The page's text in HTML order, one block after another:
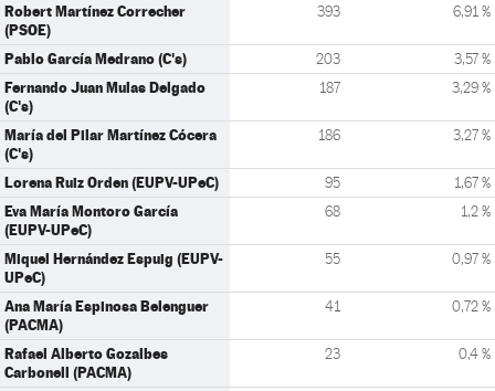
Robert Martínez Correcher
(PSOE)
393 6,91 %
Pablo García Medrano (C's) 203 3,57 %
Fernando Juan Mulas Delgado
(C's)
187 3,29 %
María del Pilar Martínez Cócera
(C's)
186 3,27 %
Lorena Ruiz Orden (EUPV-UPeC) 95 1,67 %
Eva María Montoro García
(EUPV-UPeC)
68 1,2 %
Miquel Hernández Espuig (EUPV-
UPeC)
55 0,97 %
Ana María Espinosa Belenguer
(PACMA)
41 0,72 %
Rafael Alberto Gozalbes
Carbonell (PACMA)
23 0,4 %